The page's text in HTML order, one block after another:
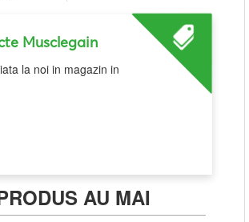
Musclegain
la noi in magazin in
AU MAI